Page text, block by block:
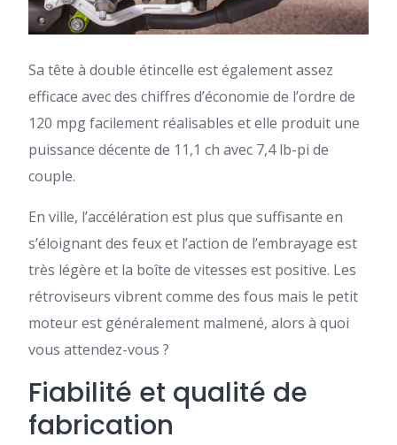
Sa tête à double étincelle est également assez
efficace avec des chiffres d’économie de l’ordre de
120 mpg facilement réalisables et elle produit une
puissance décente de 11,1 ch avec 7,4 lb-pi de
couple.
En ville, l’accélération est plus que suffisante en
s’éloignant des feux et l’action de l’embrayage est
très légère et la boîte de vitesses est positive. Les
rétroviseurs vibrent comme des fous mais le petit
moteur est généralement malmené, alors à quoi
vous attendez-vous ?
Fiabilité et qualité de
fabrication